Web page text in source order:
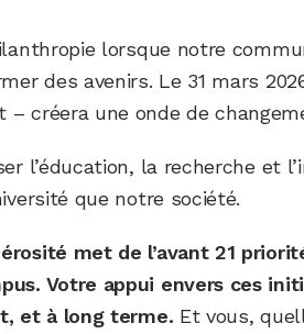
lorsque notre
des avenirs. Le 31 mars
créera une onde de
l’éducation, la recherche et
que notre société.
met de l’avant 21
Votre appui envers ces
et à long terme. Et vous,